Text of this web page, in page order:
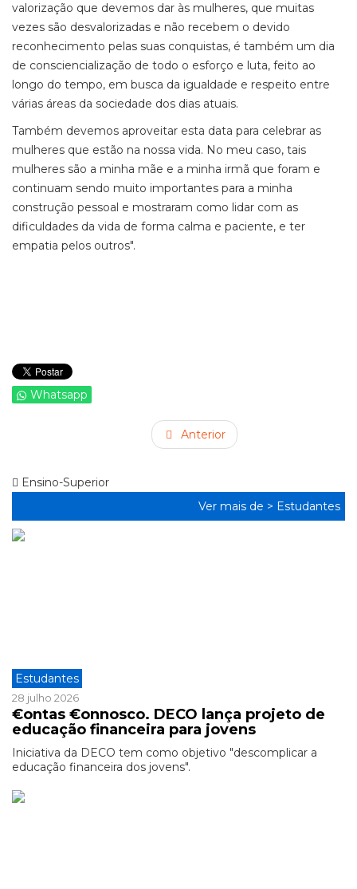
valorização que devemos dar às mulheres, que muitas
vezes são desvalorizadas e não recebem o devido
reconhecimento pelas suas conquistas, é também um dia
de consciencialização de todo o esforço e luta, feito ao
longo do tempo, em busca da igualdade e respeito entre
várias áreas da sociedade dos dias atuais.
Também devemos aproveitar esta data para celebrar as
mulheres que estão na nossa vida. No meu caso, tais
mulheres são a minha mãe e a minha irmã que foram e
continuam sendo muito importantes para a minha
construção pessoal e mostraram como lidar com as
dificuldades da vida de forma calma e paciente, e ter
empatia pelos outros".
Whatsapp
Anterior
Ensino-Superior
Ver mais de > Estudantes
Estudantes
28 julho 2026
€ontas €onnosco. DECO lança projeto de
educação financeira para jovens
Iniciativa da DECO tem como objetivo "descomplicar a
educação financeira dos jovens".